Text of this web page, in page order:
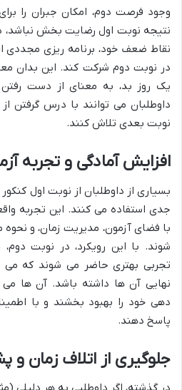
وجود فرصت دوم، امکان جبران را
نتیجه نوبت اول رضایت بخش نباشد،
نقاط ضعف خود، برنامه ریزی مجددی
در نوبت دوم شرکت کند. این بدان
یک روز بد، به معنای از دست
داوطلبان می توانند با درس گرفتن
نوبت بعدی تلاش کنند.
افزایش آمادگی و تجربه
بسیاری از داوطلبان از نوبت اول
جدی استفاده می کنند. این تجربه
با فضای آزمون، مدیریت زمان، و نحوه
شوند. با این رویکرد، در نوبت
تجربی بهتری حاضر می شوند که می
نهایی آن ها داشته باشد. آن ها می
دهی خود را بهبود بخشند و با
پاسخ دهند.
جلوگیری از اتلاف زمان